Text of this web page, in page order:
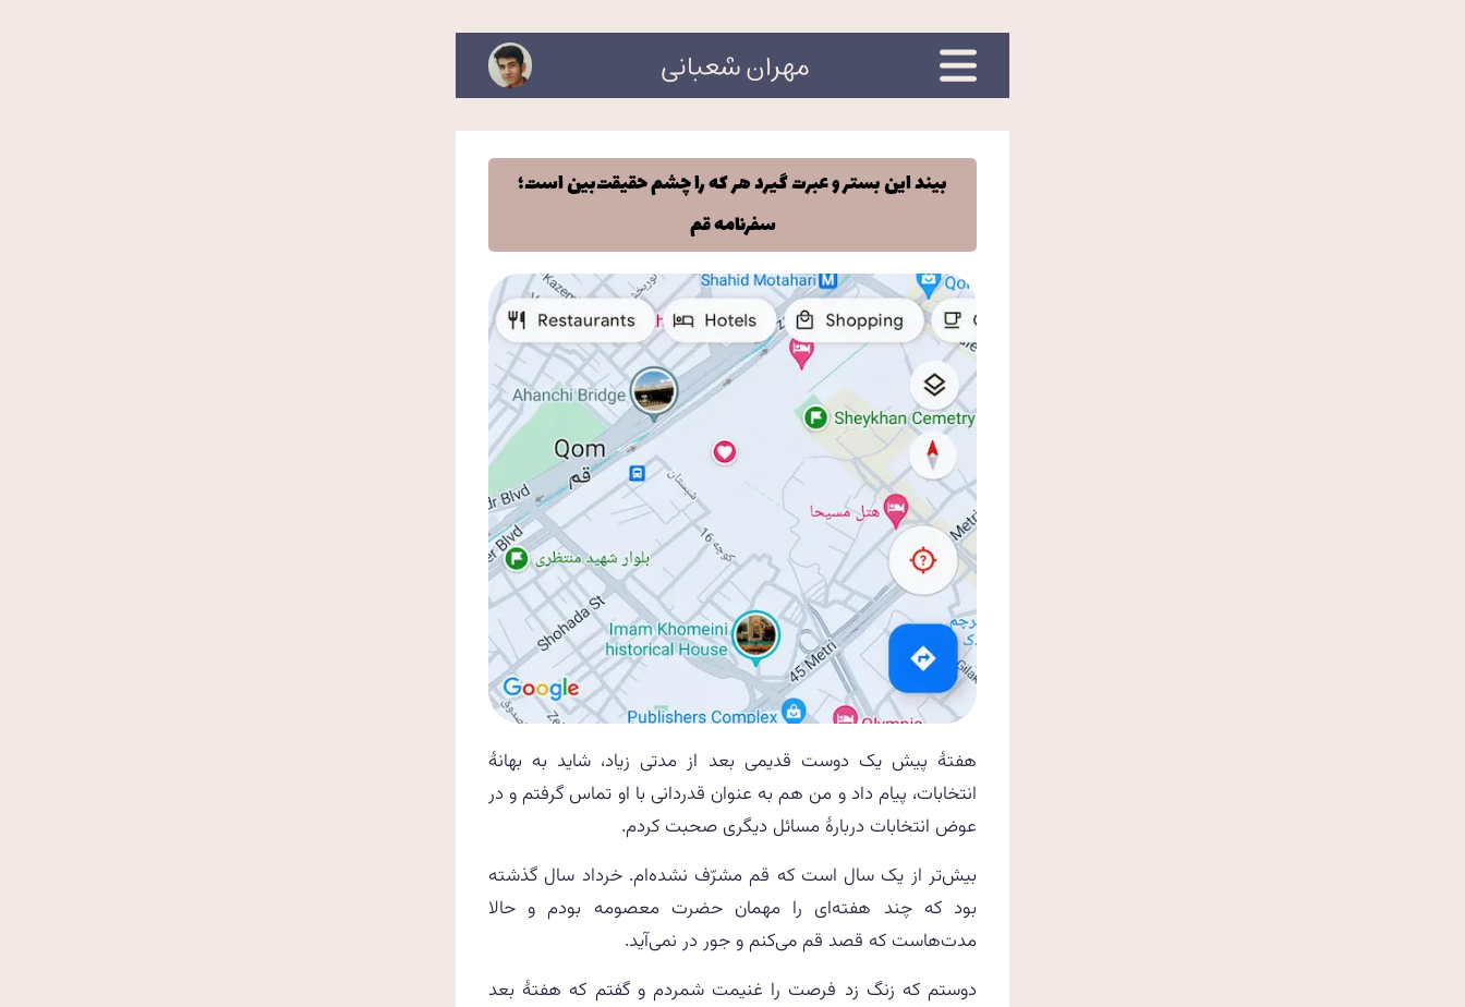
مهران شعبانی
بیند این بستر و عبرت گیرد هر که را چشم حقیقت‌بین است؛
سفرنامه قم
هفتهٔ پیش یک دوست قدیمی بعد از مدتی زیاد، شاید به بهانهٔ
انتخابات، پیام داد و من هم به عنوان قدردانی با او تماس گرفتم و در
عوض انتخابات دربارهٔ مسائل دیگری صحبت کردم.
بیش‌تر از یک سال است که قم مشرّف نشده‌ام. خرداد سال گذشته
بود که چند هفته‌ای را مهمان حضرت معصومه بودم و حالا
مدت‌هاست که قصد قم می‌کنم و جور در نمی‌آید.
دوستم که زنگ زد فرصت را غنیمت شمردم و گفتم که هفتهٔ بعد